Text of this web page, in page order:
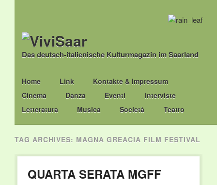
Das deutsch-italienische Kulturmagazin im Saarland
Main menu
Skip
to
content
Home Link
Kontakte & Impressum
Cinema
Danza Eventi
Interviste
Letteratura
Musica Società Teatro
TAG ARCHIVES: MAGNA GREACIA FILM FESTIVAL
QUARTA SERATA MGFF